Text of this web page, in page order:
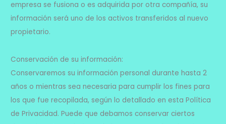
empresa se fusiona o es adquirida por otra compañía, su
información será uno de los activos transferidos al nuevo
propietario.
Conservación de su información:
Conservaremos su información personal durante hasta 2
años o mientras sea necesaria para cumplir los fines para
los que fue recopilada, según lo detallado en esta Política
de Privacidad. Puede que debamos conservar ciertos